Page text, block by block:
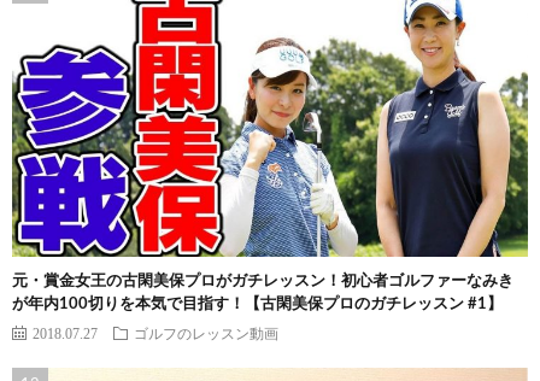
元・賞金女王の古閑美保プロがガチレッスン！初心者ゴルファーなみき
が年内100切りを本気で目指す！【古閑美保プロのガチレッスン #1】
2018.07.27 ゴルフのレッスン動画